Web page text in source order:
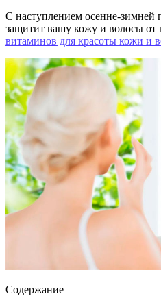
С наступлением осенне-зимней
защитит вашу кожу и волосы от
витаминов для красоты кожи и
Содержание